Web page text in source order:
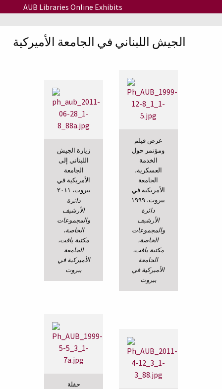
Skip to main content
AUB Libraries Online Exhibits
الجيش اللبناني في الجامعة الأميركية
زيار ة الجيش
اللبناني إلى
الجامعة
الأمريكية في
بيروت، ٢٠١١
دائرة
الأرشيف
والمجموعات
الخاصة،
مكتبة يافت،
الجامعة
الأميركية في
بيروت
عرض فيلم
ومؤتمر حول
الخدمة
العسكرية،
الجامعة
الأمريكية في
بيروت، ١٩٩٩
دائرة
الأرشيف
والمجموعات
الخاصة،
مكتبة يافت،
الجامعة
الأميركية في
بيروت
حفلة